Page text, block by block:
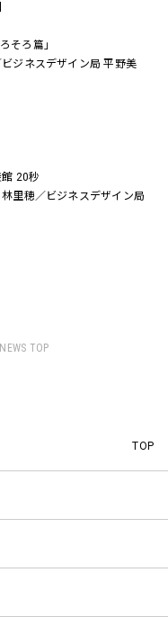
そろ篇」
ジネスデザイン局 平野美
20秒
里穂／ビジネスデザイン局
TOP
TOP